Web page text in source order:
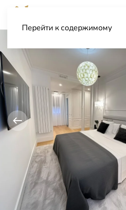
Перейти к содержимому